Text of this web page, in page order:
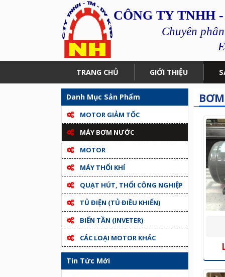
CÔNG TY TNHH
Chuyên
TRANG CHỦ GIỚI THIỆU
Danh Mục Sản Phẩm
MOTOR GIẢM TỐC
MÁY BƠM NƯỚC
MOTOR
MÁY THỔI KHÍ
QUẠT HÚT, THỔI CÔNG NGHIỆP
TỦ ĐIỆN (TỦ ĐIỀU KHIỂN)
BIẾN TẦN (INVETER)
CÁC LOẠI MOTOR KHÁC
Tin Tức Mới